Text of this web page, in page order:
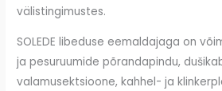
välistingimustes.
SOLEDE libeduse eemaldajaga on
ja pesuruumide põrandapindu,
valamusektsioone, kahhel- ja